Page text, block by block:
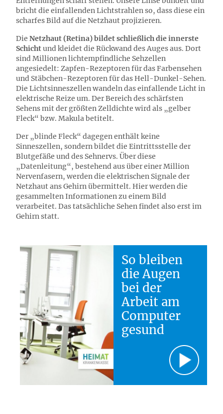
bricht die einfallenden Lichtstrahlen so, dass diese ein
scharfes Bild auf die Netzhaut projizieren.
Die Netzhaut (Retina) bildet schließlich die innerste
Schichtund kleidet die Rückwand des Auges aus. Dort
sind Millionen lichtempfindliche Sehzellen
angesiedelt: Zapfen-Rezeptoren für das Farbensehen
und Stäbchen-Rezeptoren für das Hell-Dunkel-Sehen.
Die Lichtsinneszellen wandeln das einfallende Licht in
elektrische Reize um. Der Bereich des schärfsten
Sehens mit der größten Zelldichte wird als „gelber
Fleck“ bzw. Makula betitelt.
Der „blinde Fleck“ dagegen enthält keine
Sinneszellen, sondern bildet die Eintrittsstelle der
Blutgefäße und des Sehnervs. Über diese
„Datenleitung“, bestehend aus über einer Million
Nervenfasern, werden die elektrischen Signale der
Netzhaut ans Gehirn übermittelt. Hier werden die
gesammelten Informationen zu einem Bild
verarbeitet. Das tatsächliche Sehen findet also erst im
Gehirn statt.
So bleiben
die Augen
bei der
Arbeit am
Computer
gesund